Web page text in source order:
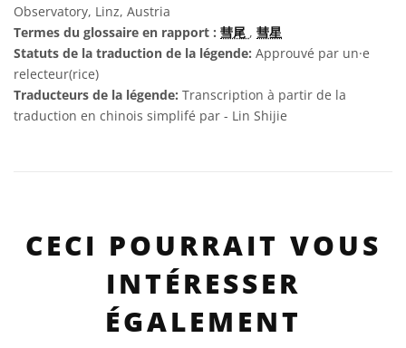
Observatory, Linz, Austria
Termes du glossaire en rapport : 彗尾 , 彗星
Statuts de la traduction de la légende: Approuvé par un·e
relecteur(rice)
Traducteurs de la légende: Transcription à partir de la
traduction en chinois simplifé par - Lin Shijie
CECI POURRAIT VOUS
INTÉRESSER
ÉGALEMENT